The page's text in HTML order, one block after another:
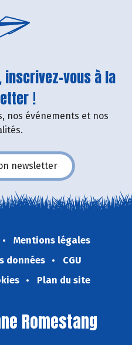
inscrivez-vous à la
!
nos événements et nos
newsletter
Mentions légales
données
CGU
Plan du site
Romestang